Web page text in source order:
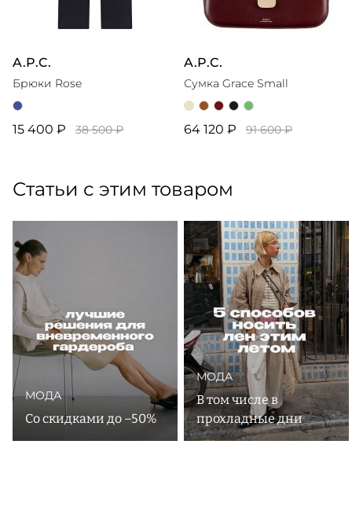
A.P.C.
Брюки Rose
15 400 ₽ 38 500 ₽
A.P.C.
Сумка Grace Small
64 120 ₽ 91 600 ₽
Статьи с этим товаром
МОДА
Со скидками до –50%
МОДА
В том числе в
прохладные дни